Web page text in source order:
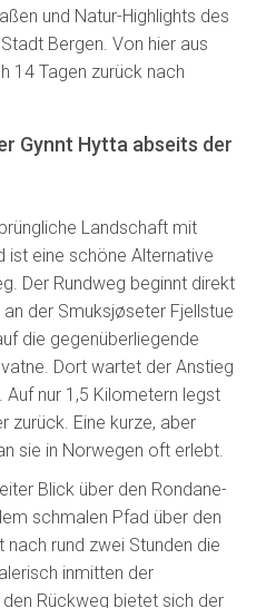
und Natur-Highlights des
Bergen. Von hier aus
14 Tagen zurück nach
Gynnt Hytta abseits der
Landschaft mit
ist eine schöne Alternative
Der Rundweg beginnt direkt
der Smuksjøseter Fjellstue
die gegenüberliegende
Dort wartet der Anstieg
nur 1,5 Kilometern legst
zurück. Eine kurze, aber
sie in Norwegen oft erlebt.
Blick über den Rondane-
schmalen Pfad über den
rund zwei Stunden die
inmitten der
Rückweg bietet sich der